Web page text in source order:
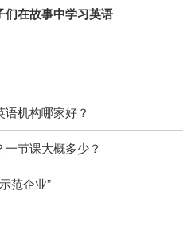
们在故事中学习英语
机构哪家好？
节课大概多少？
范企业”